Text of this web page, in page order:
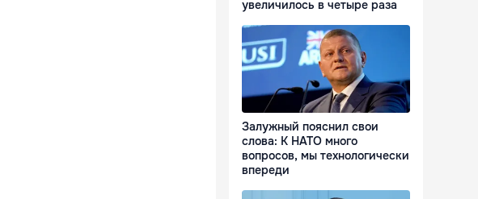
увеличилось в четыре раза
Залужный пояснил свои
слова: К НАТО много
вопросов, мы технологически
впереди